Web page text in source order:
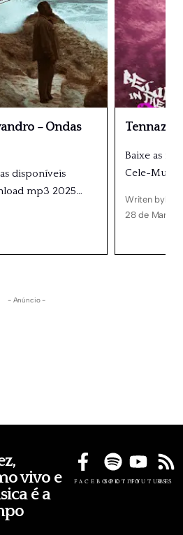
– Ondas
disponíveis
mp3 2025…
Tennaz –
Baixe as
Cele-
Writen by
28 de Março,
- Anúncio -
vivo e
é a
FACEBOOKSPOTIFYYOUTUBE
RSS